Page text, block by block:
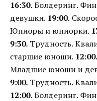
16:30.Болдеринг.
девушки. 19:00.
Юниоры и юниорки.
9:30. Трудность.
старшие юноши. 12:00.
Младшие юноши и
9:00. Трудность.
12:00.Болдеринг.